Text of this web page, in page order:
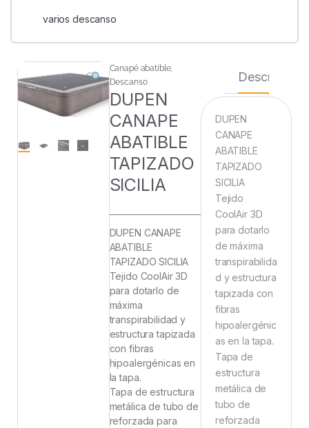
varios descanso
Canapé abatible,
Descanso
DUPEN
CANAPE
ABATIBLE
TAPIZADO
SICILIA
DUPEN CANAPE
ABATIBLE
TAPIZADO SICILIA
Tejido CoolAir 3D
para dotarlo de
máxima
transpirabilidad y
estructura tapizada
con fibras
hipoalergénicas en
la tapa.
Tapa de estructura
metálica de tubo de
reforzada para
Descripción
DUPEN
CANAPE
ABATIBLE
TAPIZADO
SICILIA
Tejido
CoolAir 3D
para dotarlo
de máxima
transpirabilida
d y estructura
tapizada con
fibras
hipoalergénic
as en la tapa.
Tapa de
estructura
metálica de
tubo de
reforzada